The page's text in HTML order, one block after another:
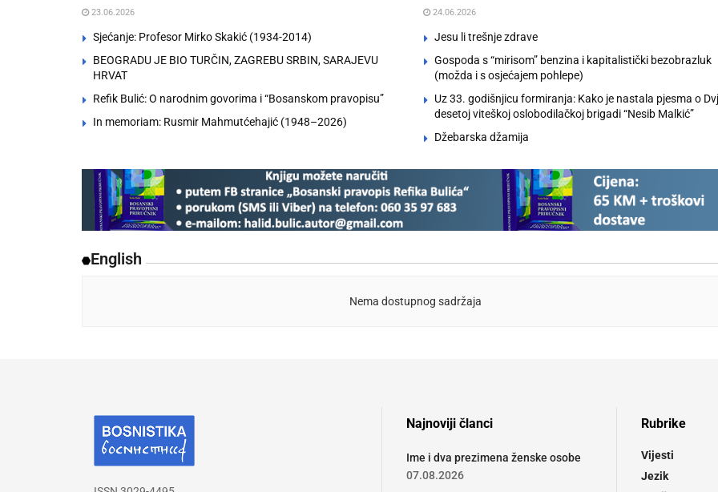
23.06.2026
Sjećanje: Profesor Mirko Skakić (1934-2014)
BEOGRADU JE BIO TURČIN, ZAGREBU SRBIN, SARAJEVU
HRVAT
Refik Bulić: O narodnim govorima i “Bosanskom pravopisu”
In memoriam: Rusmir Mahmutćehajić (1948–2026)
24.06.2026
Jesu li trešnje zdrave
Gospoda s “mirisom” benzina i kapitalistički bezobrazluk
(možda i s osjećajem pohlepe)
Uz 33. godišnjicu formiranja: Kako je nastala pjesma o
desetoj viteškoj oslobodilačkoj brigadi “Nesib Malkić”
Džebarska džamija
English
Nema dostupnog sadržaja
Najnoviji članci
Ime i dva prezimena ženske osobe
07.08.2026
Rubrike
Vijesti
Jezik